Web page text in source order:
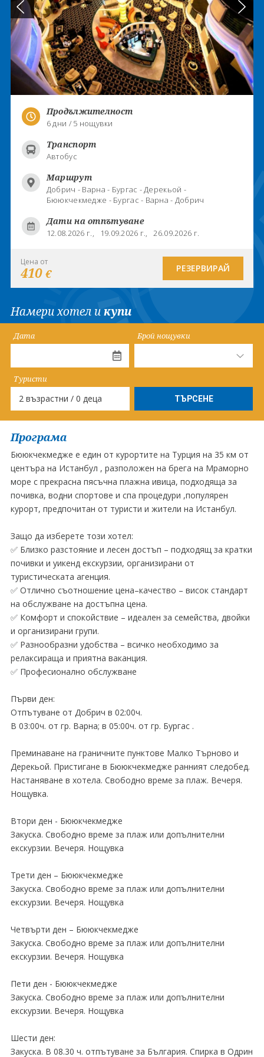
Продължителност
6 дни / 5 нощувки
Транспорт
Автобус
Маршрут
Добрич - Варна - Бургас - Дерекьой -
Бююкчекмедже - Бургас - Варна - Добрич
Дати на отпътуване
12.08.2026 г., 19.09.2026 г.,26.09.2026 г.
РЕЗЕРВИРАЙ
Цена от
410 €
Намери хотел икупи
Дата Брой нощувки
Туристи
2 възрастни / 0 деца
Програма
Бююкчекмедже е един от курортите на Турция на 35 км от
центъра на Истанбул , разположен на брега на Мраморно
море с прекрасна пясъчна плажна ивица, подходяща за
почивка, водни спортове и спа процедури ,популярен
курорт, предпочитан от туристи и жители на Истанбул.
Защо да изберете този хотел:
✅ Близко разстояние и лесен достъп – подходящ за кратки
почивки и уикенд екскурзии, организирани от
туристическата агенция.
✅ Отлично съотношение цена–качество – висок стандарт
на обслужване на достъпна цена.
✅ Комфорт и спокойствие – идеален за семейства, двойки
и организирани групи.
✅ Разнообразни удобства – всичко необходимо за
релаксираща и приятна ваканция.
✅ Професионално обслужване
Първи ден:
Отпътуване от Добрич в 02:00ч.
В 03:00ч. от гр. Варна; в 05:00ч. от гр. Бургас .
Преминаване на граничните пунктове Малко Търново и
Дерекьой. Пристигане в Бююкчекмедже ранният следобед.
Настаняване в хотела. Свободно време за плаж. Вечеря.
Нощувка.
Втори ден - Бююкчекмедже
Закуска. Свободно време за плаж или допълнителни
екскурзии. Вечеря. Нощувка
Трети ден – Бююкчекмедже
Закуска. Свободно време за плаж или допълнителни
екскурзии. Вечеря. Нощувка
Четвърти ден – Бююкчекмедже
Закуска. Свободно време за плаж или допълнителни
екскурзии. Вечеря. Нощувка
Пети ден - Бююкчекмедже
Закуска. Свободно време за плаж или допълнителни
екскурзии. Вечеря. Нощувка
Шести ден:
Закуска. В 08.30 ч. отпътуване за България. Спирка в Одрин